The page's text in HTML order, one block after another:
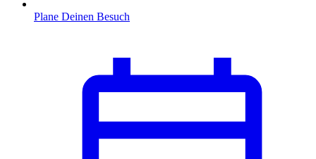
Plane Deinen Besuch